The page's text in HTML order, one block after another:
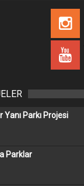
Yanı Parkı Projesi
Parklar